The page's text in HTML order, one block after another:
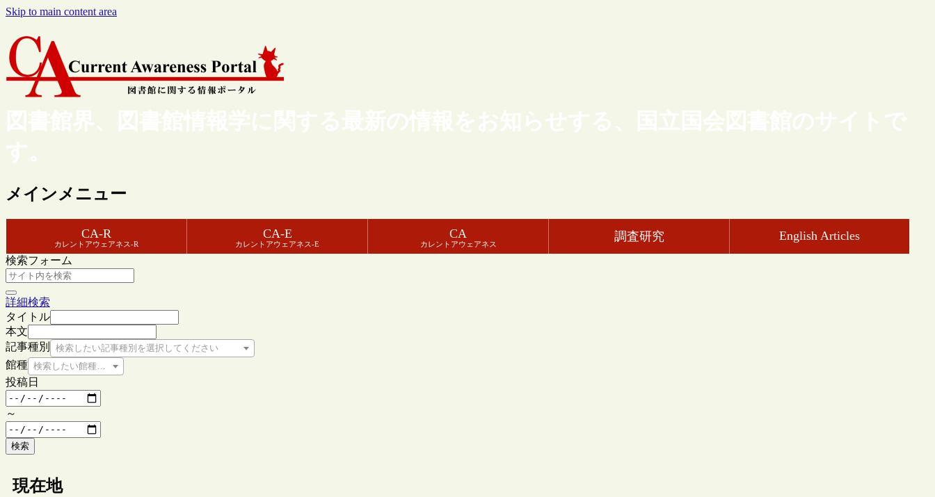
Skip to main content area
図書館界、図書館情報学に関する最新の情報をお知らせする、国立国会図書館のサイトで
す。
メインメニュー
CA-R
カレントアウェアネス-R
CA-E
カレントアウェアネス-E
CA
カレントアウェアネス
調査研究 English Articles
検索フォーム
詳細検索
タイトル
本文
記事種別
検索したい記事種別を選択してください
館種 検索したい館種を選択してください
投稿日
～
検索
現在地